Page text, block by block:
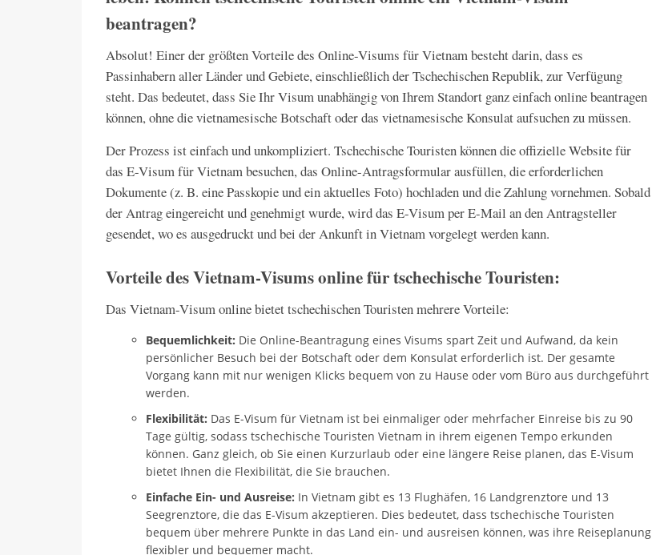
beantragen?
Absolut! Einer der größten Vorteile des Online-Visums für Vietnam besteht darin, dass es
Passinhabern aller Länder und Gebiete, einschließlich der Tschechischen Republik, zur Verfügung
steht. Das bedeutet, dass Sie Ihr Visum unabhängig von Ihrem Standort ganz einfach online beantragen
können, ohne die vietnamesische Botschaft oder das vietnamesische Konsulat aufsuchen zu müssen.
Der Prozess ist einfach und unkompliziert. Tschechische Touristen können die offizielle Website für
das E-Visum für Vietnam besuchen, das Online-Antragsformular ausfüllen, die erforderlichen
Dokumente (z. B. eine Passkopie und ein aktuelles Foto) hochladen und die Zahlung vornehmen. Sobald
der Antrag eingereicht und genehmigt wurde, wird das E-Visum per E-Mail an den Antragsteller
gesendet, wo es ausgedruckt und bei der Ankunft in Vietnam vorgelegt werden kann.
Vorteile des Vietnam-Visums online für tschechische Touristen:
Das Vietnam-Visum online bietet tschechischen Touristen mehrere Vorteile:
Bequemlichkeit: Die Online-Beantragung eines Visums spart Zeit und Aufwand, da kein
persönlicher Besuch bei der Botschaft oder dem Konsulat erforderlich ist. Der gesamte
Vorgang kann mit nur wenigen Klicks bequem von zu Hause oder vom Büro aus durchgeführt
werden.
Flexibilität: Das E-Visum für Vietnam ist bei einmaliger oder mehrfacher Einreise bis zu 90
Tage gültig, sodass tschechische Touristen Vietnam in ihrem eigenen Tempo erkunden
können. Ganz gleich, ob Sie einen Kurzurlaub oder eine längere Reise planen, das E-Visum
bietet Ihnen die Flexibilität, die Sie brauchen.
Einfache Ein- und Ausreise: In Vietnam gibt es 13 Flughäfen, 16 Landgrenztore und 13
Seegrenztore, die das E-Visum akzeptieren. Dies bedeutet, dass tschechische Touristen
bequem über mehrere Punkte in das Land ein- und ausreisen können, was ihre Reiseplanung
flexibler und bequemer macht.